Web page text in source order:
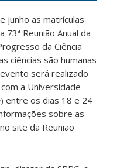
junho as matrículas
73ª Reunião Anual da
da Ciência
ciências são humanas
será realizado
a Universidade
entre os dias 18 e 24
sobre as
site da Reunião